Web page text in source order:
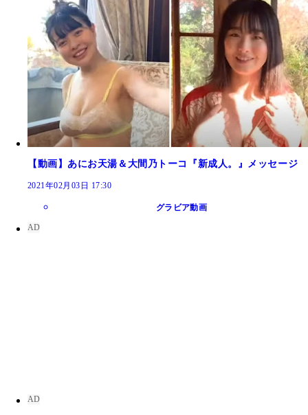
【動画】あにお天湯＆大間乃トーコ『新成人。』メッセージ
2021年02月03日 17:30
グラビア動画